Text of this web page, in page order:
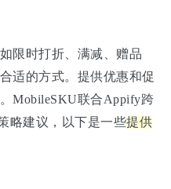
限时打折、满减、赠品
适的方式。 提供优惠和促
MobileSKU联合Appify跨
略建议，以下是一些提供